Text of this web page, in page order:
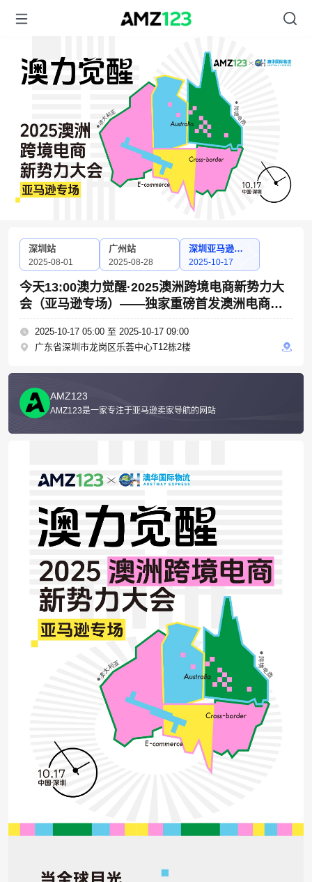
深圳站
2025-08-01
广州站
2025-08-28
深圳亚马逊专
场
2025-10-17
今天13:00澳力觉醒·2025澳洲跨境电商新势力大
会（亚马逊专场）——独家重磅首发澳洲电商市
场报告
2025-10-17 05:00 至 2025-10-17 09:00
广东省深圳市龙岗区乐荟中心T12栋2楼
AMZ123
AMZ123是一家专注于亚马逊卖家导航的网站